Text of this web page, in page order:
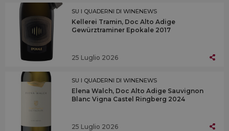
SU I QUADERNI DI WINENEWS
Kellerei Tramin, Doc Alto Adige
Gewürztraminer Epokale 2017
25 Luglio 2026
SU I QUADERNI DI WINENEWS
Elena Walch, Doc Alto Adige Sauvignon
Blanc Vigna Castel Ringberg 2024
25 Luglio 2026